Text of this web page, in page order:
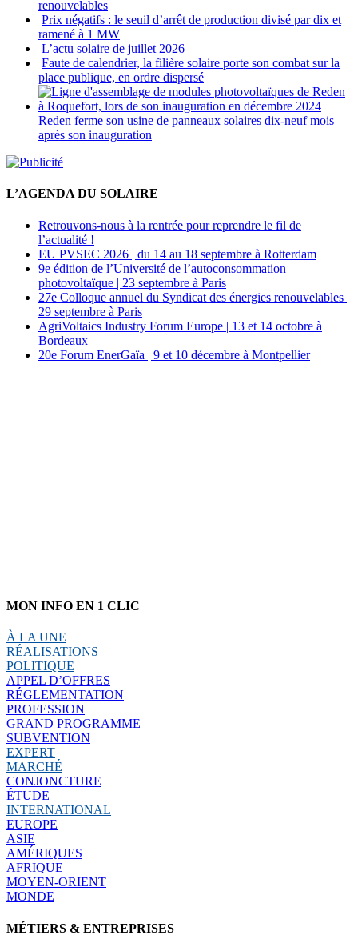
renouvelables
Prix négatifs : le seuil d’arrêt de production divisé par dix et
ramené à 1 MW
L’actu solaire de juillet 2026
Faute de calendrier, la filière solaire porte son combat sur la
place publique, en ordre dispersé
Reden ferme son usine de panneaux solaires dix-neuf mois
après son inauguration
L’AGENDA DU SOLAIRE
Retrouvons-nous à la rentrée pour reprendre le fil de
l’actualité !
EU PVSEC 2026 | du 14 au 18 septembre à Rotterdam
9e édition de l’Université de l’autoconsommation
photovoltaïque | 23 septembre à Paris
27e Colloque annuel du Syndicat des énergies renouvelables |
29 septembre à Paris
AgriVoltaics Industry Forum Europe | 13 et 14 octobre à
Bordeaux
20e Forum EnerGaïa | 9 et 10 décembre à Montpellier
MON INFO EN 1 CLIC
À LA UNE
RÉALISATIONS
POLITIQUE
APPEL D’OFFRES
RÉGLEMENTATION
PROFESSION
GRAND PROGRAMME
SUBVENTION
EXPERT
MARCHÉ
CONJONCTURE
ÉTUDE
INTERNATIONAL
EUROPE
ASIE
AMÉRIQUES
AFRIQUE
MOYEN-ORIENT
MONDE
MÉTIERS & ENTREPRISES